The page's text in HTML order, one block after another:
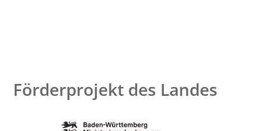
Förderprojekt des Landes